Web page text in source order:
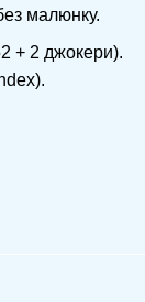
малюнку.
+ 2 джокери).